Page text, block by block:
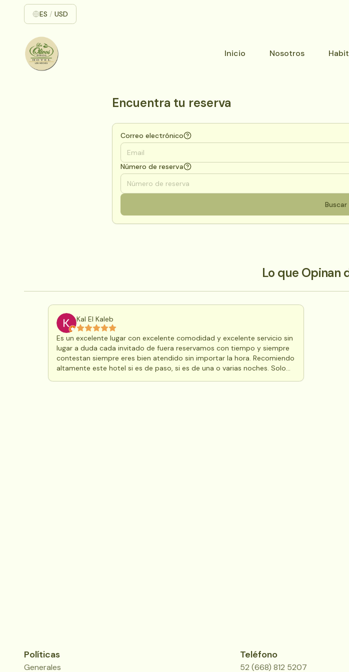
ES / USD
Inicio Nosotros
Encuentra tu reserva
Correo electrónico
Número de reserva
Buscar
Lo que Opinan
Kal El Kaleb
Es un excelente lugar con excelente comodidad y excelente servicio sin
lugar a duda cada invitado de fuera reservamos con tiempo y siempre
contestan siempre eres bien atendido sin importar la hora. Recomiendo
altamente este hotel si es de paso, si es de una o varias noches. Solo
Políticas
Generales
Teléfono
52 (668) 812 5207